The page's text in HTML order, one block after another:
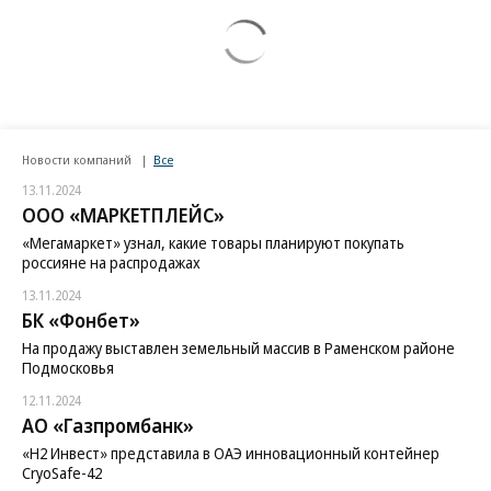
Новости компаний Все
13.11.2024
ООО «МАРКЕТПЛЕЙС»
«Мегамаркет» узнал, какие товары планируют покупать
россияне на распродажах
13.11.2024
БК «Фонбет»
На продажу выставлен земельный массив в Раменском районе
Подмосковья
12.11.2024
АО «Газпромбанк»
«H2 Инвест» представила в ОАЭ инновационный контейнер
CryoSafe-42